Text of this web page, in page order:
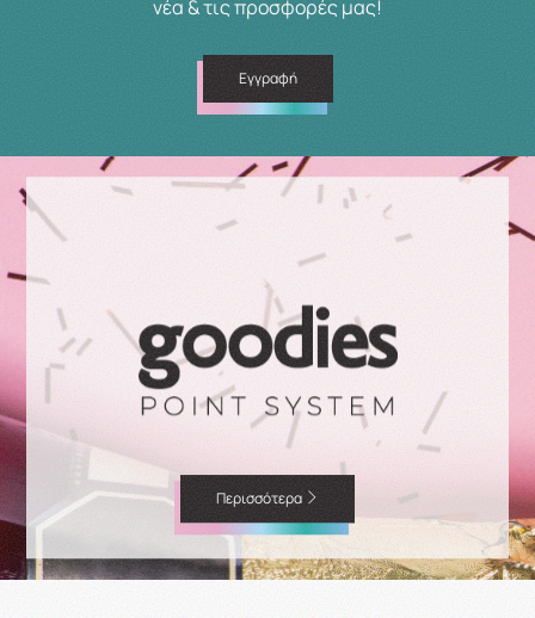
νέα & τις προσφορές μας!
Εγγραφή
Περισσότερα